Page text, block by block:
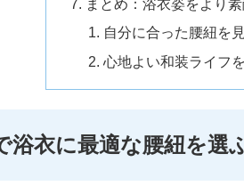
まとめ：浴衣姿をより
自分に合った腰紐を
心地よい和装ライフ
浴衣に最適な腰紐を選